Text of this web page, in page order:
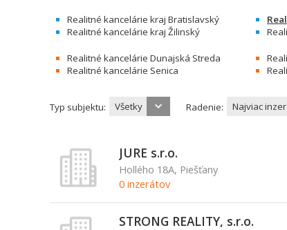
Realitné kancelárie kraj Bratislavský
Realitné kancelárie kraj Žilinský
Realitné kancelárie Dunajská Streda
Realitné kancelárie Senica
Typ subjektu: Všetky Radenie: Najviac
JURE s.r.o.
Hollého 18A, Piešťany
0 inzerátov
STRONG REALITY, s.r.o.